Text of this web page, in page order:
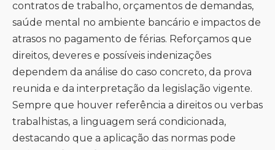
contratos de trabalho, orçamentos de demandas,
saúde mental no ambiente bancário e impactos de
atrasos no pagamento de férias. Reforçamos que
direitos, deveres e possíveis indenizações
dependem da análise do caso concreto, da prova
reunida e da interpretação da legislação vigente.
Sempre que houver referência a direitos ou verbas
trabalhistas, a linguagem será condicionada,
destacando que a aplicação das normas pode